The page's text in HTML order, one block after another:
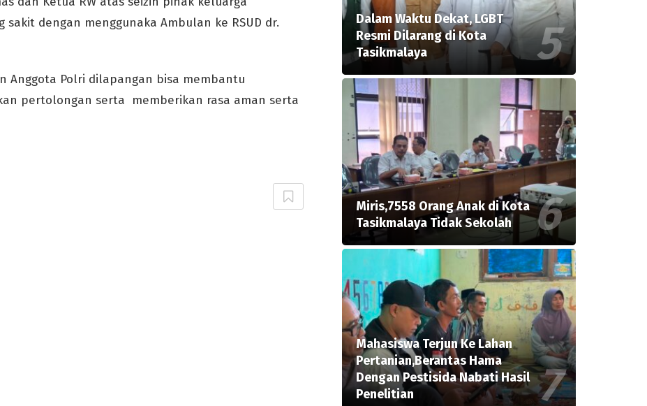
sakit dengan menggunaka Ambulan ke RSUD dr.
Anggota Polri dilapangan bisa membantu
pertolongan serta memberikan rasa aman serta
Dalam Waktu Dekat, LGBT
Resmi Dilarang di Kota
Tasikmalaya
Miris,7558 Orang Anak di Kota
Tasikmalaya Tidak Sekolah
Mahasiswa Terjun Ke Lahan
Pertanian,Berantas Hama
Dengan Pestisida Nabati Hasil
Penelitian